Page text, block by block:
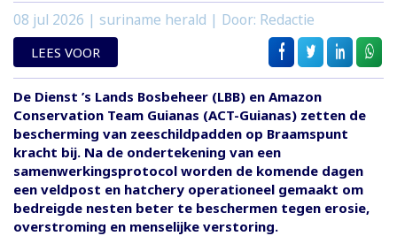
08 jul 2026 | suriname herald | Door: Redactie
LEES VOOR
De Dienst ’s Lands Bosbeheer (LBB) en Amazon
Conservation Team Guianas (ACT-Guianas) zetten de
bescherming van zeeschildpadden op Braamspunt
kracht bij. Na de ondertekening van een
samenwerkingsprotocol worden de komende dagen
een veldpost en hatchery operationeel gemaakt om
bedreigde nesten beter te beschermen tegen erosie,
overstroming en menselijke verstoring.